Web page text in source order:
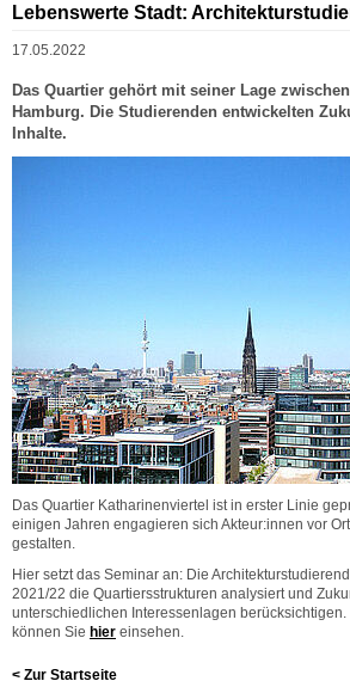
Lebenswerte Stadt:
17.05.2022
Das Quartier gehört mit seiner Lage
Hamburg. Die Studierenden entwickelten
Inhalte.
Das Quartier Katharinenviertel ist in erster Linie
einigen Jahren engagieren sich Akteur:innen vor
gestalten.
Hier setzt das Seminar an: Die
2021/22 die Quartiersstrukturen analysiert und
unterschiedlichen Interessenlagen
können Sie hier einsehen.
< Zur Startseite